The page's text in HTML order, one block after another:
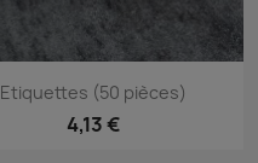
Aperçu rapide
Etiquettes (50 pièces)
4,13 €